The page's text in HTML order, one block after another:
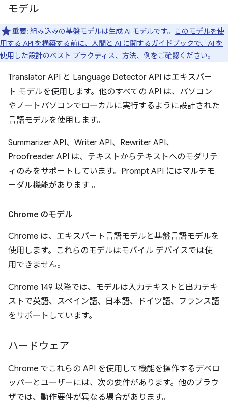
モデル
重要: 組み込みの基盤モデルは生成 AI モデルです。
このモデルを使
用する API を構築する前に、人間と AI に関するガイドブックで、AI を
使用した設計のベスト プラクティス、方法、例をご確認ください。
Translator API と Language Detector API はエキスパー
ト モデルを使用します。他のすべての API は、パソコン
やノートパソコンでローカルに実行するように設計された
言語モデルを使用します。
Summarizer API、Writer API、Rewriter API、
Proofreader API は、テキストからテキストへのモダリテ
ィのみをサポートしています。Prompt API にはマルチモ
ーダル機能があります 。
Chrome のモデル
Chrome は、エキスパート言語モデルと基盤言語モデルを
使用します。これらのモデルはモバイル デバイスでは使
用できません。
Chrome 149 以降では、モデルは入力テキストと出力テキ
ストで英語、スペイン語、日本語、ドイツ語、フランス語
をサポートしています。
ハードウェア
Chrome でこれらの API を使用して機能を操作するデベロ
ッパーとユーザーには、次の要件があります。他のブラウ
ザでは、動作要件が異なる場合があります。